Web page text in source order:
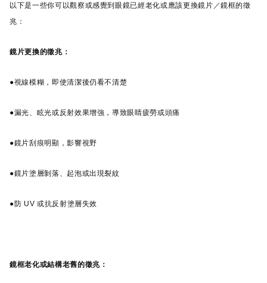
以下是一些你可以觀察或感覺到眼鏡已經老化或應該更換鏡片／鏡框的徵
兆：
鏡片更換的徵兆：
●視線模糊，即使清潔後仍看不清楚
●漏光、眩光或反射效果增強，導致眼睛疲勞或頭痛
●鏡片刮痕明顯，影響視野
●鏡片塗層剝落、起泡或出現裂紋
●防 UV 或抗反射塗層失效
鏡框老化或結構老舊的徵兆：